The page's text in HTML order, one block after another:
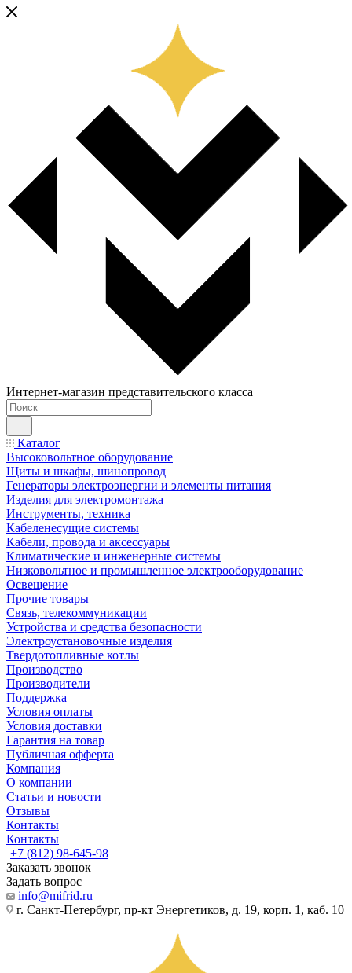
Интернет-магазин представительского класса
Каталог
Высоковольтное оборудование
Щиты и шкафы, шинопровод
Генераторы электроэнергии и элементы питания
Изделия для электромонтажа
Инструменты, техника
Кабеленесущие системы
Кабели, провода и аксессуары
Климатические и инженерные системы
Низковольтное и промышленное электрооборудование
Освещение
Прочие товары
Связь, телекоммуникации
Устройства и средства безопасности
Электроустановочные изделия
Твердотопливные котлы
Производство
Производители
Поддержка
Условия оплаты
Условия доставки
Гарантия на товар
Публичная офферта
Компания
О компании
Статьи и новости
Отзывы
Контакты
Контакты
+7 (812) 98-645-98
Заказать звонок
Задать вопрос
info@mifrid.ru
г. Санкт-Петербург, пр-кт Энергетиков, д. 19, корп. 1, каб. 10